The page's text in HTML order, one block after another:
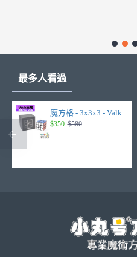
最多人看過
魔方格 - 3x3x3 - Valk
$350 $580